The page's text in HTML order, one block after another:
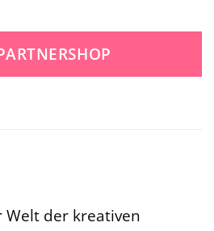
der kreativen